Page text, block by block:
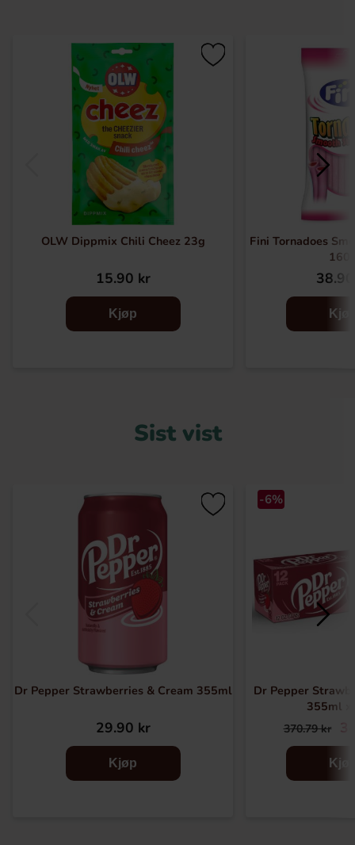
OLW Dippmix Chili Cheez 23g
15.90 kr
Kjøp
Fini Tornadoes
Sist vist
Dr Pepper Strawberries & Cream 355ml
29.90 kr
Kjøp
-6%
Dr Pepper
355ml
370.79 kr